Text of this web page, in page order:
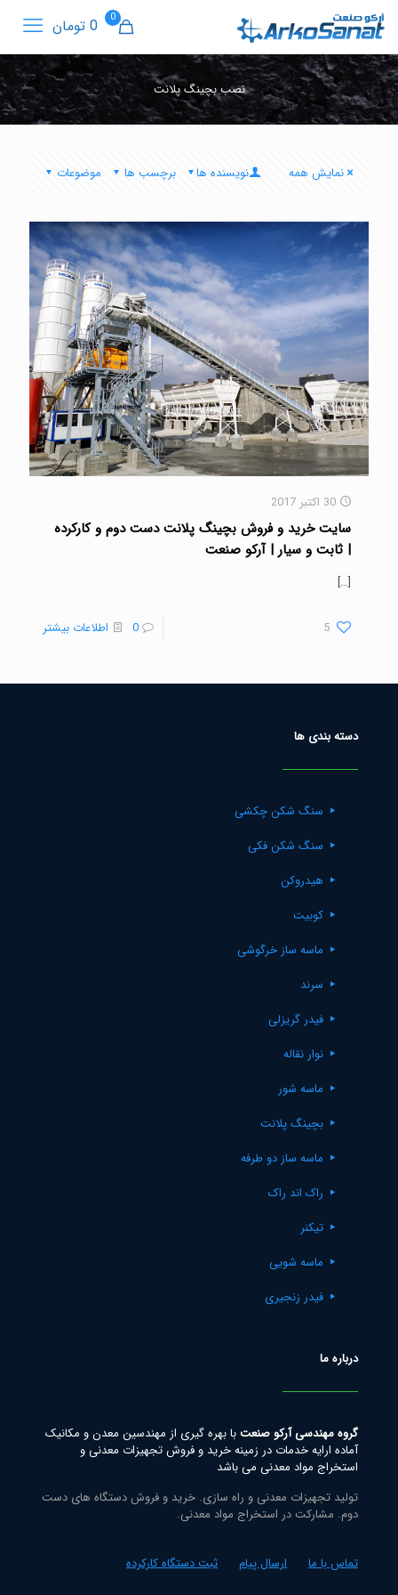
0 0 تومان
نصب بچینگ پلانت
موضوعات برچسب ها نویسنده ها نمایش همه
30 اکتبر 2017
سایت خرید و فروش بچینگ پلانت دست دوم و کارکرده
| ثابت و سیار | آرکو صنعت
[…]
5
0 اطلاعات بیشتر
دسته بندی ها
سنگ شکن چکشی
سنگ شکن فکی
هیدروکن
کوبیت
ماسه ساز خرگوشی
سرند
فیدر گریزلی
نوار نقاله
ماسه شور
بچینگ پلانت
ماسه ساز دو طرفه
راک اند راک
تیکنر
ماسه شویی
فیدر زنجیری
درباره ما
گروه مهندسی آرکو صنعتبا بهره گیری از مهندسین معدن و مکانیک
آماده ارایه خدمات در زمینه خرید و فروش تجهیزات معدنی و
استخراج مواد معدنی می باشد
تولید تجهیزات معدنی و راه سازی. خرید و فروش دستگاه های دست
دوم. مشارکت در استخراج مواد معدنی.
تماس با ما ارسال پیام ثبت دستگاه کارکرده